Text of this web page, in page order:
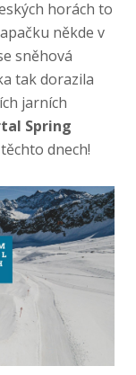
horách to
někde v
sněhová
tak dorazila
jarních
Spring
dnech!